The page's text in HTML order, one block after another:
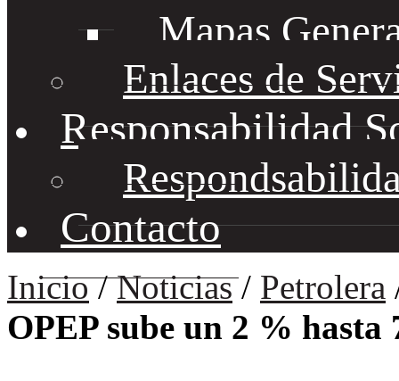
Mapas
Enlaces de
Responsabilidad
Contacto
Inicio/Noticias/ Petrolera
OPEP sube un 2 %